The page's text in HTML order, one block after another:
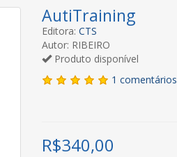
AutiTraining
Editora: CTS
Autor: RIBEIRO
Produto disponível
1 comentários
R$340,00